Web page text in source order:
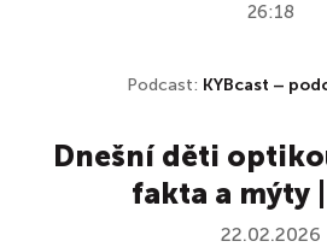
26:18
Podcast: KYBcast –
Dnešní děti
fakta a mýty |
22.02.2026